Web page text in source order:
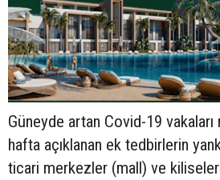
Güneyde artan Covid-19
hafta açıklanan ek tedbirlerin
ticari merkezler (mall) ve